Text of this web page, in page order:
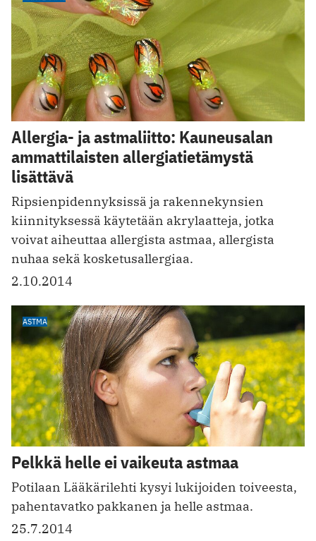
Allergia- ja astmaliitto: Kauneusalan
ammattilaisten allergiatietämystä
lisättävä
Ripsienpidennyksissä ja rakennekynsien
kiinnityksessä käytetään akrylaatteja, jotka
voivat aiheuttaa allergista astmaa, allergista
nuhaa sekä kosketusallergiaa.
2.10.2014
ASTMA
Pelkkä helle ei vaikeuta astmaa
Potilaan Lääkärilehti kysyi lukijoiden toiveesta,
pahentavatko pakkanen ja helle astmaa.
25.7.2014